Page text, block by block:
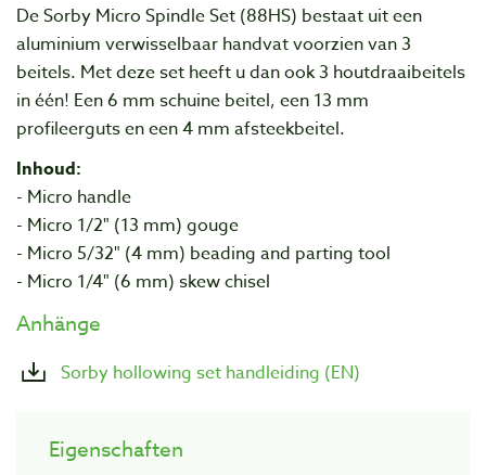
De Sorby Micro Spindle Set (88HS) bestaat uit een
aluminium verwisselbaar handvat voorzien van 3
beitels. Met deze set heeft u dan ook 3 houtdraaibeitels
in één! Een 6 mm schuine beitel, een 13 mm
profileerguts en een 4 mm afsteekbeitel.
Inhoud:
- Micro handle
- Micro 1/2" (13 mm) gouge
- Micro 5/32" (4 mm) beading and parting tool
- Micro 1/4" (6 mm) skew chisel
Anhänge
Sorby hollowing set handleiding (EN)
Eigenschaften